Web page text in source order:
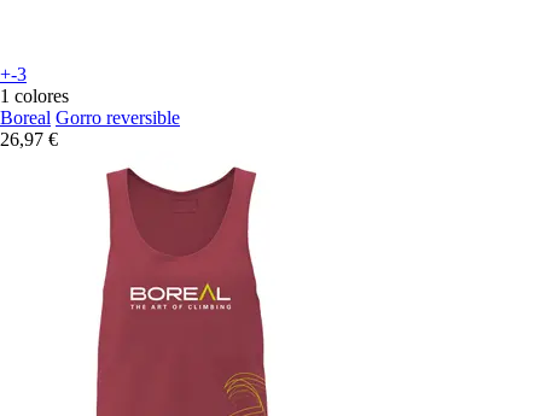
+-3
1 colores
Boreal Gorro reversible
26,97 €